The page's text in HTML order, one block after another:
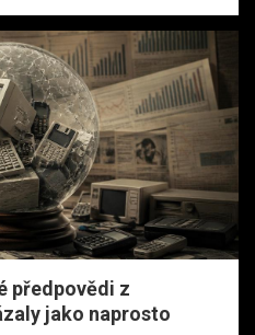
předpovědi z
jako naprosto